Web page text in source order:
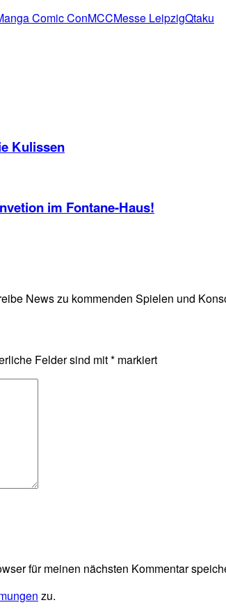
Comic ConMCCMesse LeipzigQtaku
Kulissen
im Fontane-Haus!
News zu kommenden Spielen und
Felder sind mit* markiert
für meinen nächsten Kommentar
zu.